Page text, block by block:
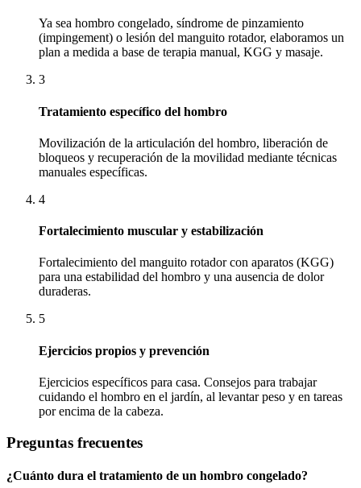
Ya sea hombro congelado, síndrome de pinzamiento
(impingement) o lesión del manguito rotador, elaboramos un
plan a medida a base de terapia manual, KGG y masaje.
3
Tratamiento específico del hombro
Movilización de la articulación del hombro, liberación de
bloqueos y recuperación de la movilidad mediante técnicas
manuales específicas.
4
Fortalecimiento muscular y estabilización
Fortalecimiento del manguito rotador con aparatos (KGG)
para una estabilidad del hombro y una ausencia de dolor
duraderas.
5
Ejercicios propios y prevención
Ejercicios específicos para casa. Consejos para trabajar
cuidando el hombro en el jardín, al levantar peso y en tareas
por encima de la cabeza.
Preguntas frecuentes
¿Cuánto dura el tratamiento de un hombro congelado?